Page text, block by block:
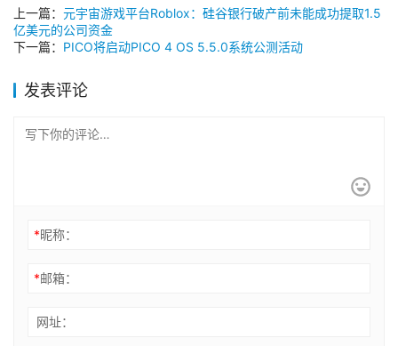
上一篇： 元宇宙游戏平台Roblox：硅谷银行破产前未能成功提取1.5
亿美元的公司资金
下一篇： PICO将启动PICO 4 OS 5.5.0系统公测活动
发表评论
*昵称：
*邮箱：
网址：